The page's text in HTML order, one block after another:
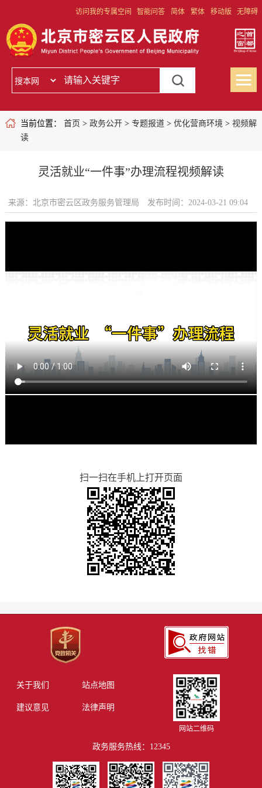
访问我的专属空间 智能问答 简体 繁体 移动版 无障碍
当前位置： 首页 > 政务公开> 专题报道> 优化营商环境 > 视频解
读
灵活就业“一件事”办理流程视频解读
来源：北京市密云区政务服务管理局 发布时间：2024-03-21 09:04
扫一扫在手机上打开页面
关于我们 站点地图
建议意见 法律声明
网站二维码
政务服务热线：12345